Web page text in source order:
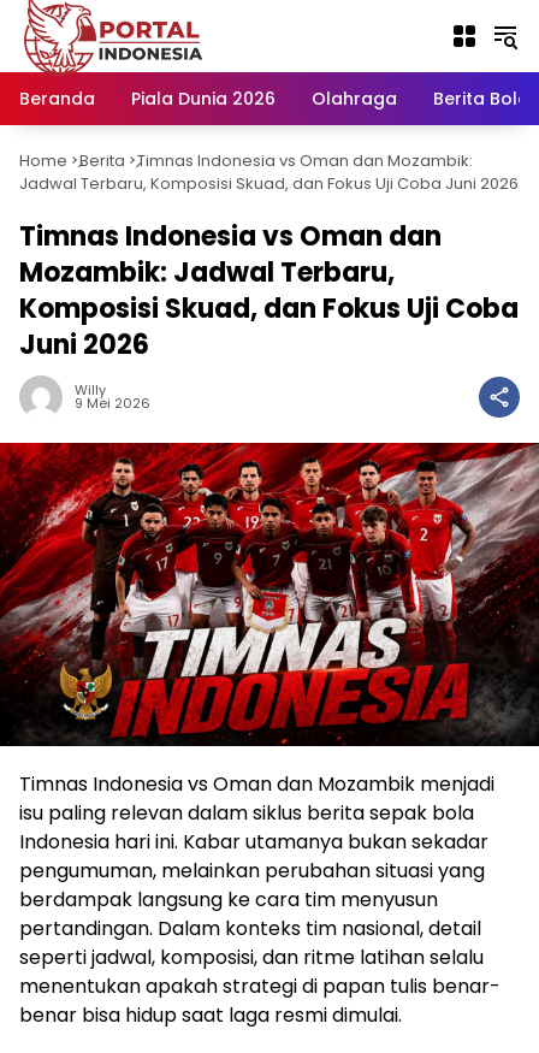
Langsung
konten
Beranda
Piala Dunia 2026 Olahraga Berita Bola
Home -
Berita -
Timnas Indonesia vs Oman dan Mozambik:
Jadwal Terbaru, Komposisi Skuad, dan Fokus Uji Coba Juni 2026
Timnas Indonesia vs Oman dan
Mozambik: Jadwal Terbaru,
Komposisi Skuad, dan Fokus Uji Coba
Juni 2026
Willy
9 Mei 2026
Timnas Indonesia vs Oman dan Mozambik menjadi
isu paling relevan dalam siklus berita sepak bola
Indonesia hari ini. Kabar utamanya bukan sekadar
pengumuman, melainkan perubahan situasi yang
berdampak langsung ke cara tim menyusun
pertandingan. Dalam konteks tim nasional, detail
seperti jadwal, komposisi, dan ritme latihan selalu
menentukan apakah strategi di papan tulis benar-
benar bisa hidup saat laga resmi dimulai.